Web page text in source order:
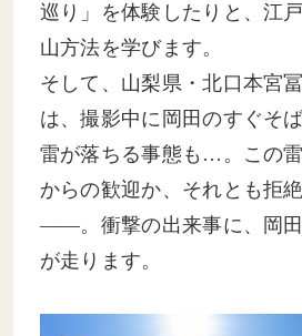
巡り」を体験したりと、江
山方法を学びます。
そして、山梨県・北口本宮
は、撮影中に岡田のすぐそ
雷が落ちる事態も…。この
からの歓迎か、それとも拒
――。衝撃の出来事に、岡
が走ります。